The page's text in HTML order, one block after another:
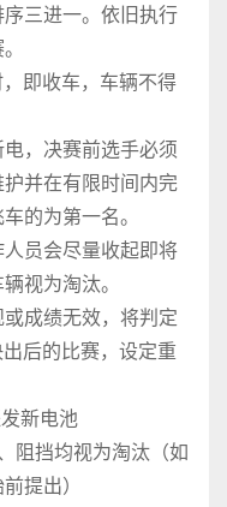
三进一。依旧执行
即收车，车辆不得
，决赛前选手必须
并在有限时间内完
的为第一名。
员会尽量收起即将
视为淘汰。
成绩无效，将判定
后的比赛，设定重
新电池
阻挡均视为淘汰（如
提出）